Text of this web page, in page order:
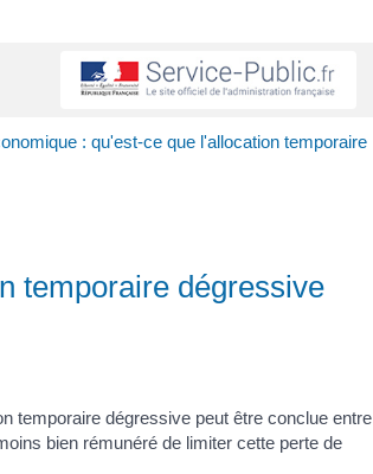
: qu'est-ce que l'allocation temporaire
temporaire dégressive
temporaire dégressive peut être conclue entre
bien rémunéré de limiter cette perte de